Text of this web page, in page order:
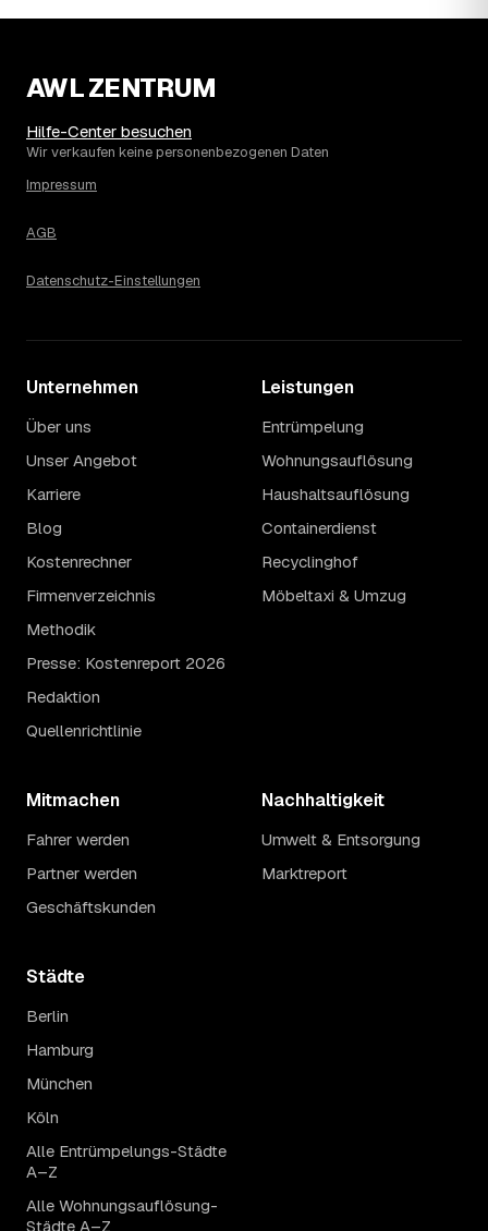
AWL ZENTRUM
Hilfe-Center besuchen
Wir verkaufen keine personenbezogenen Daten
Impressum
AGB
Datenschutz-Einstellungen
Unternehmen
Über uns
Unser Angebot
Karriere
Blog
Kostenrechner
Firmenverzeichnis
Methodik
Presse: Kostenreport 2026
Redaktion
Quellenrichtlinie
Leistungen
Entrümpelung
Wohnungsauflösung
Haushaltsauflösung
Containerdienst
Recyclinghof
Möbeltaxi & Umzug
Mitmachen
Fahrer werden
Partner werden
Geschäftskunden
Nachhaltigkeit
Umwelt & Entsorgung
Marktreport
Städte
Berlin
Hamburg
München
Köln
Alle Entrümpelungs-Städte
A–Z
Alle Wohnungsauflösung-
Städte A–Z